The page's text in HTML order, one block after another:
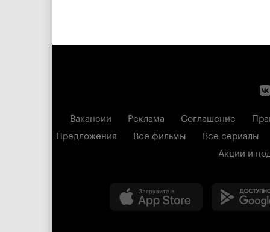
Вакансии Реклама Соглашение
Предложения
Все фильмы
Все сериалы
Акции и